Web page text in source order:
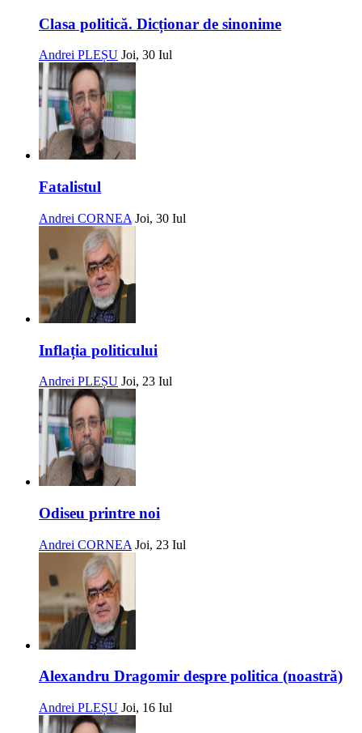
Clasa politică. Dicționar de sinonime
Andrei PLEȘU Joi, 30 Iul
Fatalistul
Andrei CORNEA Joi, 30 Iul
Inflația politicului
Andrei PLEȘU Joi, 23 Iul
Odiseu printre noi
Andrei CORNEA Joi, 23 Iul
Alexandru Dragomir despre politica (noastră)
Andrei PLEȘU Joi, 16 Iul